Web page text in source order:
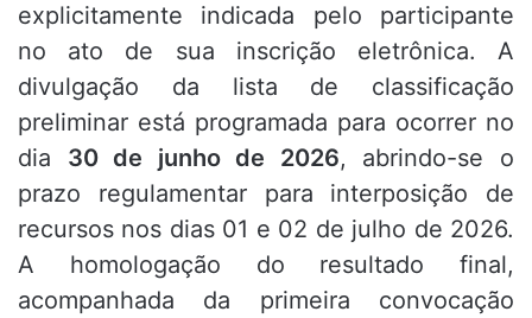
explicitamente indicada pelo participante
no ato de sua inscrição eletrônica. A
divulgação da lista de classificação
preliminar está programada para ocorrer no
dia 30 de junho de 2026, abrindo-se o
prazo regulamentar para interposição de
recursos nos dias 01 e 02 de julho de 2026.
A homologação do resultado final,
acompanhada da primeira convocação